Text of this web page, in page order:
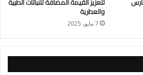
لتعزيز القيمة المضافة للنباتات الطبية
والعطرية
7 مايو، 2025